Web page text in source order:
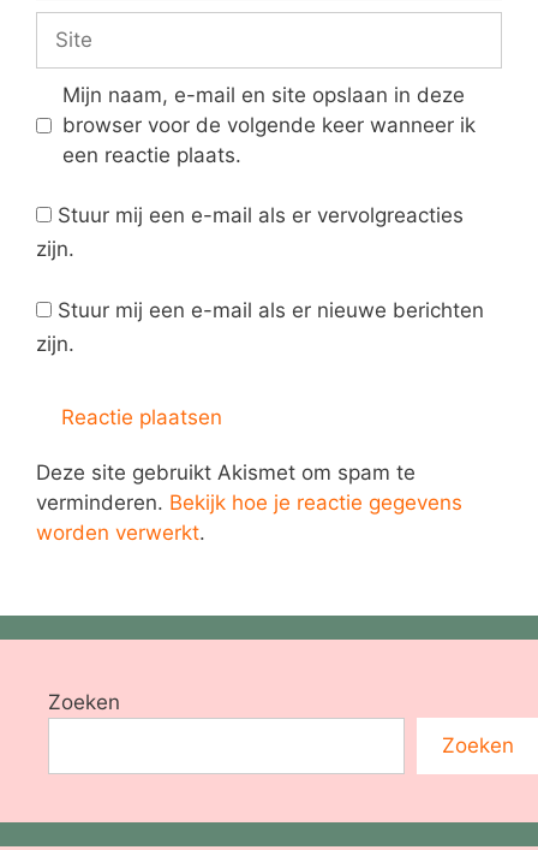
Mijn naam, e-mail en site opslaan in deze
browser voor de volgende keer wanneer ik
een reactie plaats.
Stuur mij een e-mail als er vervolgreacties
zijn.
Stuur mij een e-mail als er nieuwe berichten
zijn.
Deze site gebruikt Akismet om spam te
verminderen. Bekijk hoe je reactie gegevens
worden verwerkt.
Zoeken
Zoeken